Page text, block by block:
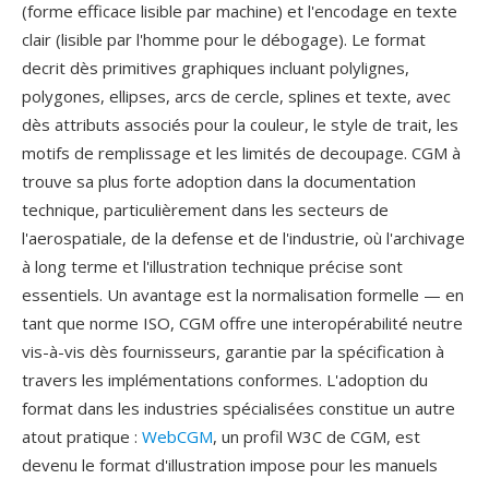
(forme efficace lisible par machine) et l'encodage en texte
clair (lisible par l'homme pour le débogage). Le format
decrit dès primitives graphiques incluant polylignes,
polygones, ellipses, arcs de cercle, splines et texte, avec
dès attributs associés pour la couleur, le style de trait, les
motifs de remplissage et les limités de decoupage. CGM à
trouve sa plus forte adoption dans la documentation
technique, particulièrement dans les secteurs de
l'aerospatiale, de la defense et de l'industrie, où l'archivage
à long terme et l'illustration technique précise sont
essentiels. Un avantage est la normalisation formelle — en
tant que norme ISO, CGM offre une interopérabilité neutre
vis-à-vis dès fournisseurs, garantie par la spécification à
travers les implémentations conformes. L'adoption du
format dans les industries spécialisées constitue un autre
atout pratique : WebCGM, un profil W3C de CGM, est
devenu le format d'illustration impose pour les manuels